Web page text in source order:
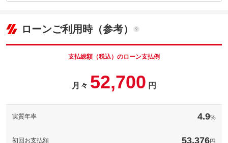
このパックの見積もり依頼（無料）
車両本体価
パック内容
車両本体価
270
ローンご利用時（参考）
支払総額（税込）のローン支払例
月々 52,700 円
実質年率 4.9%
初回お支払額 53,376円